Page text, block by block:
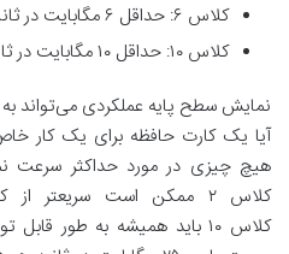
کلاس ۶: حداقل ۶ مگابایت در ثانیه
کلاس ۱۰: حداقل ۱۰ مگابایت در ثانیه
نمایش سطح پایه عملکردی می‌تواند
آیا یک کارت حافظه برای یک کار
هیچ چیزی در مورد حداکثر سرعت
کلاس ۱۰ باید همیشه به طور